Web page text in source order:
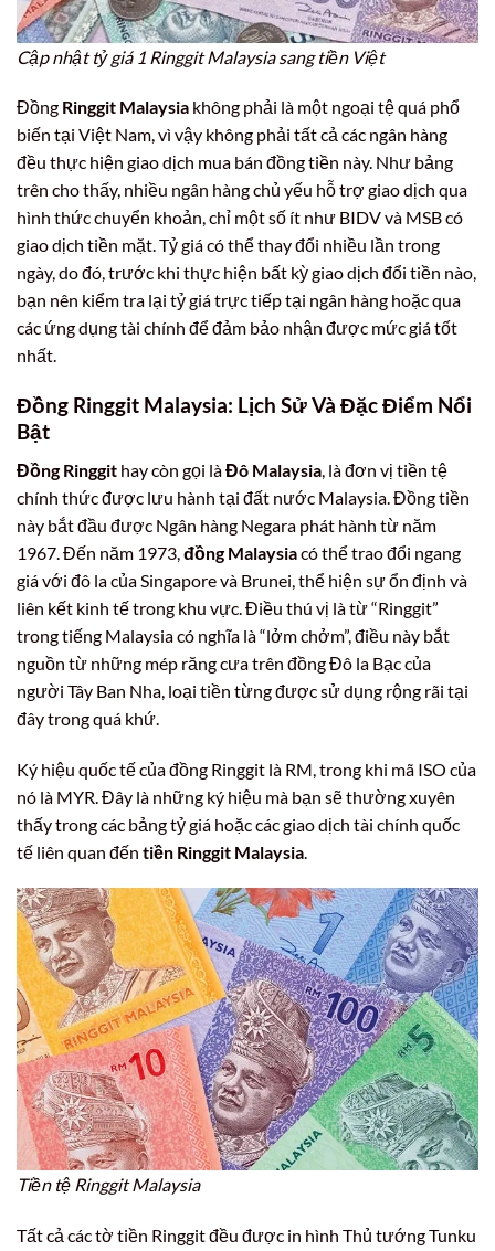
Cập nhật tỷ giá 1 Ringgit Malaysia sang tiền Việt
Đồng Ringgit Malaysia không phải là một ngoại tệ quá phổ
biến tại Việt Nam, vì vậy không phải tất cả các ngân hàng
đều thực hiện giao dịch mua bán đồng tiền này. Như bảng
trên cho thấy, nhiều ngân hàng chủ yếu hỗ trợ giao dịch qua
hình thức chuyển khoản, chỉ một số ít như BIDV và MSB có
giao dịch tiền mặt. Tỷ giá có thể thay đổi nhiều lần trong
ngày, do đó, trước khi thực hiện bất kỳ giao dịch đổi tiền nào,
bạn nên kiểm tra lại tỷ giá trực tiếp tại ngân hàng hoặc qua
các ứng dụng tài chính để đảm bảo nhận được mức giá tốt
nhất.
Đồng Ringgit Malaysia: Lịch Sử Và Đặc Điểm Nổi
Bật
Đồng Ringgit hay còn gọi làĐô Malaysia, là đơn vị tiền tệ
chính thức được lưu hành tại đất nước Malaysia. Đồng tiền
này bắt đầu được Ngân hàng Negara phát hành từ năm
1967. Đến năm 1973,đồng Malaysiacó thể trao đổi ngang
giá với đô la của Singapore và Brunei, thể hiện sự ổn định và
liên kết kinh tế trong khu vực. Điều thú vị là từ “Ringgit”
trong tiếng Malaysia có nghĩa là “lởm chởm”, điều này bắt
nguồn từ những mép răng cưa trên đồng Đô la Bạc của
người Tây Ban Nha, loại tiền từng được sử dụng rộng rãi tại
đây trong quá khứ.
Ký hiệu quốc tế của đồng Ringgit là RM, trong khi mã ISO của
nó là MYR. Đây là những ký hiệu mà bạn sẽ thường xuyên
thấy trong các bảng tỷ giá hoặc các giao dịch tài chính quốc
tế liên quan đến tiền Ringgit Malaysia
Tiền tệ Ringgit Malaysia
Tất cả các tờ tiền Ringgit đều được in hình Thủ tướng Tunku